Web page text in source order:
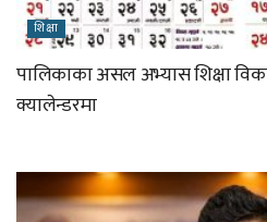
शिक्षा
पालिकाका असल अभ्यास शिक्षा
क्यालेन्डरमा